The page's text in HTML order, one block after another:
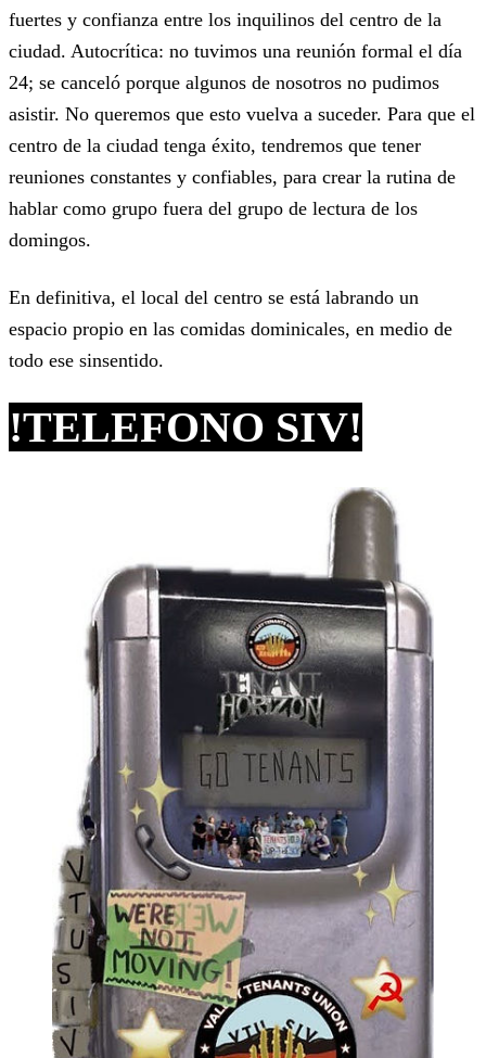
fuertes y confianza entre los inquilinos del centro de la
ciudad. Autocrítica: no tuvimos una reunión formal el día
24; se canceló porque algunos de nosotros no pudimos
asistir. No queremos que esto vuelva a suceder. Para que el
centro de la ciudad tenga éxito, tendremos que tener
reuniones constantes y confiables, para crear la rutina de
hablar como grupo fuera del grupo de lectura de los
domingos.
En definitiva, el local del centro se está labrando un
espacio propio en las comidas dominicales, en medio de
todo ese sinsentido.
!TELEFONO SIV!